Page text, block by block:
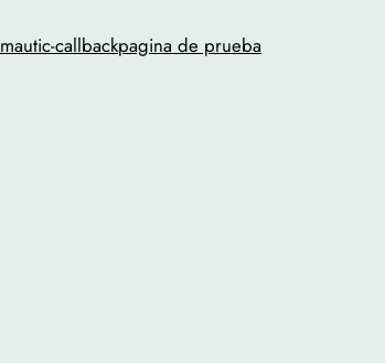
mautic-callbackpagina de prueba